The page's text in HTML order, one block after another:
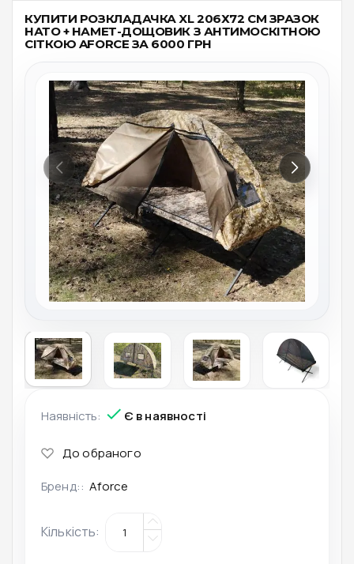
КУПИТИ РОЗКЛАДАЧКА XL 206Х72 СМ ЗРАЗОК
НАТО + НАМЕТ-ДОЩОВИК З АНТИМОСКІТНОЮ
СІТКОЮ AFORCE ЗА 6000 ГРН
Наявність: Є в наявності
Бренд:: Aforce
Кількість: